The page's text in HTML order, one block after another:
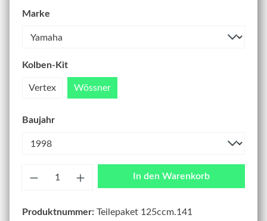
Marke
Kolben-Kit
Vertex Wössner
Baujahr
In den Warenkorb
Produktnummer: Teilepaket 125ccm.141